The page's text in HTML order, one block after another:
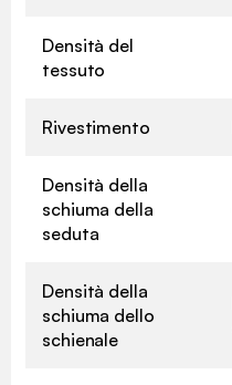
Densità del
tessuto
Rivestimento
Densità della
schiuma della
seduta
Densità della
schiuma dello
schienale